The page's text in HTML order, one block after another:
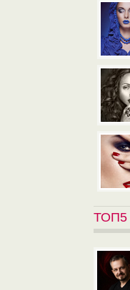
ТОП5